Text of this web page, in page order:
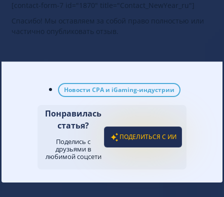
[contact-form-7 id="1870" title="Contact_NewYear_ru"]
Спасибо! Мы оставляем за собой право полностью или
частично опубликовать отзыв.
Новости CPA и iGaming-индустрии
Понравилась
статья?
Поделись с
друзьями в
любимой соцсети
ПОДЕЛИТЬСЯ С ИИ